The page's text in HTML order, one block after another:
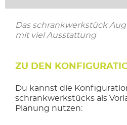
Das schrankwerkstück
mit viel Ausstattung
ZU DEN
Du kannst die
schrankwerkstücks als
Planung nutzen: